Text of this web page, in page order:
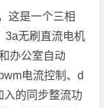
是一个三相
3a无刷直流电机
办公室自动
电流控制、d
入的同步整流功